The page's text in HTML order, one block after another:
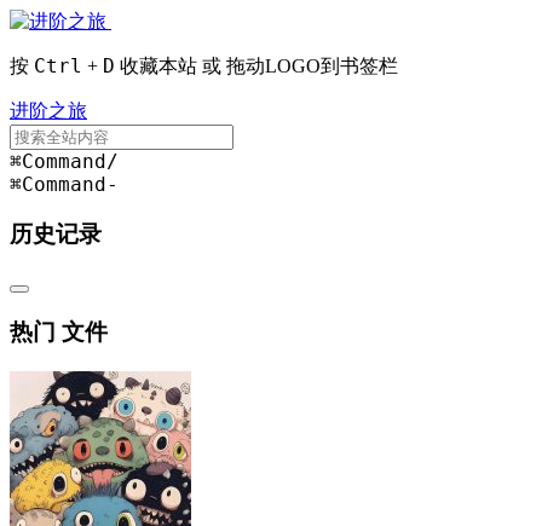
按 Ctrl + D 收藏本站 或 拖动LOGO到书签栏
进阶之旅
⌘Command/
⌘Command-
历史记录
热门 文件